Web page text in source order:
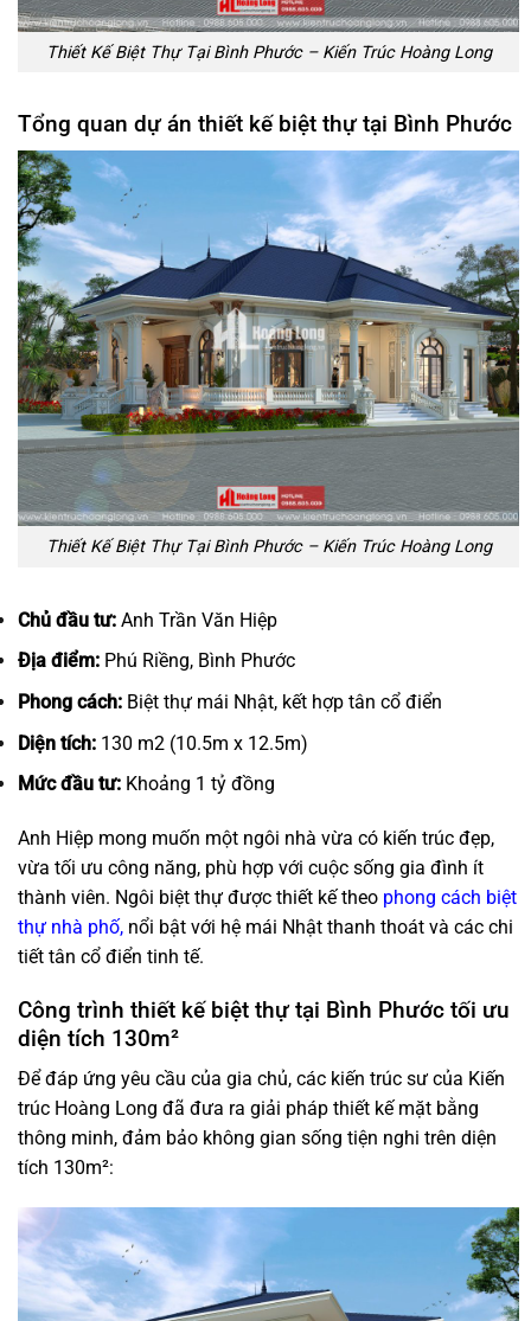
Thiết Kế Biệt Thự Tại Bình Phước – Kiến Trúc Hoàng Long
Tổng quan dự án thiết kế biệt thự tại Bình Phước
Thiết Kế Biệt Thự Tại Bình Phước – Kiến Trúc Hoàng Long
Chủ đầu tư: Anh Trần Văn Hiệp
Địa điểm: Phú Riềng, Bình Phước
Phong cách: Biệt thự mái Nhật, kết hợp tân cổ điển
Diện tích: 130 m2 (10.5m x 12.5m)
Mức đầu tư: Khoảng 1 tỷ đồng
Anh Hiệp mong muốn một ngôi nhà vừa có kiến trúc đẹp,
vừa tối ưu công năng, phù hợp với cuộc sống gia đình ít
thành viên. Ngôi biệt thự được thiết kế theo phong cách biệt
thự nhà phố, nổi bật với hệ mái Nhật thanh thoát và các chi
tiết tân cổ điển tinh tế.
Công trình thiết kế biệt thự tại Bình Phước tối ưu
diện tích 130m²
Để đáp ứng yêu cầu của gia chủ, các kiến trúc sư của Kiến
trúc Hoàng Long đã đưa ra giải pháp thiết kế mặt bằng
thông minh, đảm bảo không gian sống tiện nghi trên diện
tích 130m²: